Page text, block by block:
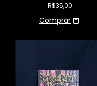
R$35,00